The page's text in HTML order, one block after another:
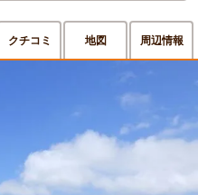
クチコミ 地図 周辺情報